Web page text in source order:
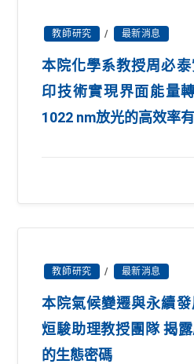
教師研究 / 最新消息
本院化學系教授周必
印技術實現界面能量
1022 nm放光的高效率
教師研究 / 最新消息
本院氣候變遷與永續
烜駿助理教授團隊 揭
的生態密碼